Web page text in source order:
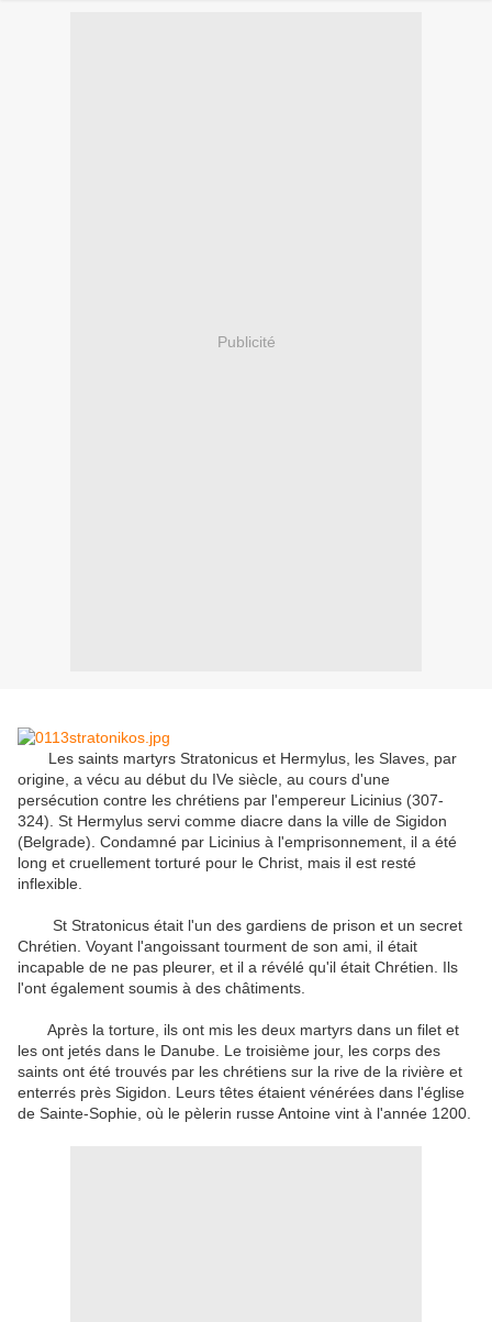
Publicité
Les saints martyrs Stratonicus et Hermylus , les Slaves , par
origine , a vécu au début du IVe siècle, au cours d'une
persécution contre les chrétiens par l'empereur Licinius (307-
324) St Hermylus servi comme diacre dans la ville de Sigidon
(Belgrade) Condamné par Licinius à l'emprisonnement , il a été
long et cruellement torturé pour le Christ, mais il est resté
inflexible.
St Stratonicus était l'un des gardiens de prison et un secret
Chrétien. Voyant l'angoissant tourment de son ami, il était
incapable de ne pas pleurer, et il a révélé qu'il était Chrétien
Ils
l'ont également soumis à des châtiments
Après la torture , ils ont mis les deux martyrs dans un filet et
les ont jetés dans le Danube. Le troisième jour, les corps des
saints ont été trouvés par les chrétiens sur la rive de la rivière et
enterrés près Sigidon Leurs têtes étaient vénérées dans l'église
de Sainte-Sophie, où le pèlerin russeAntoine vint à l'année 1200.